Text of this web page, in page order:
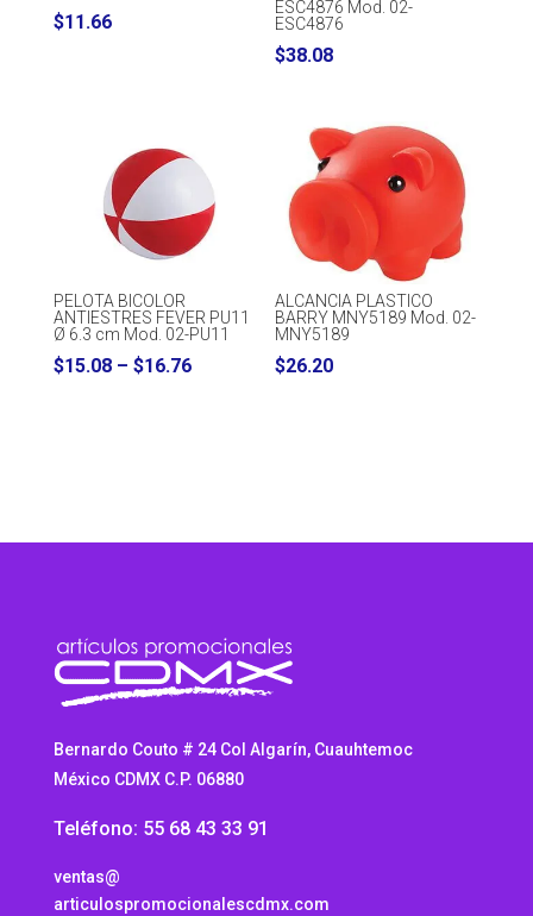
$11.66
ESC4876 Mod. 02-
ESC4876
$38.08
PELOTA BICOLOR
ANTIESTRES FEVER PU11
Ø 6.3 cm Mod. 02-PU11
$15.08 – $16.76Price
ALCANCIA PLASTICO
BARRY MNY5189 Mod. 02-
MNY5189
$26.20
Bernardo Couto # 24 Col Algarín, Cuauhtemoc
México CDMX C.P. 06880
Teléfono: 55 68 43 33 91
ventas@
articulospromocionalescdmx.com